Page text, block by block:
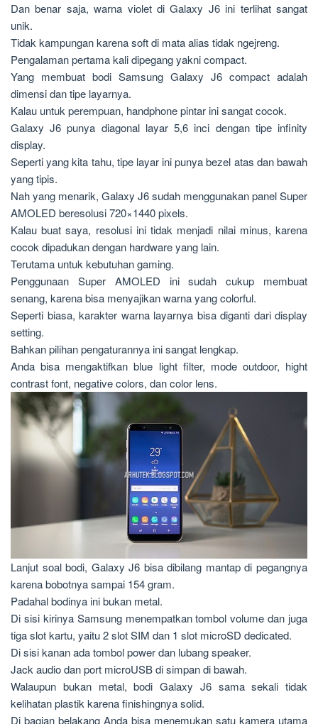
Dan benar saja, warna violet di Galaxy J6 ini terlihat sangat
unik.
Tidak kampungan karena soft di mata alias tidak ngejreng.
Pengalaman pertama kali dipegang yakni compact.
Yang membuat bodi Samsung Galaxy J6 compact adalah
dimensi dan tipe layarnya.
Kalau untuk perempuan, handphone pintar ini sangat cocok.
Galaxy J6 punya diagonal layar 5,6 inci dengan tipe infinity
display.
Seperti yang kita tahu, tipe layar ini punya bezel atas dan bawah
yang tipis.
Nah yang menarik, Galaxy J6 sudah menggunakan panel Super
AMOLED beresolusi 720×1440 pixels.
Kalau buat saya, resolusi ini tidak menjadi nilai minus, karena
cocok dipadukan dengan hardware yang lain.
Terutama untuk kebutuhan gaming.
Penggunaan Super AMOLED ini sudah cukup membuat
senang, karena bisa menyajikan warna yang colorful.
Seperti biasa, karakter warna layarnya bisa diganti dari display
setting.
Bahkan pilihan pengaturannya ini sangat lengkap.
Anda bisa mengaktifkan blue light filter, mode outdoor, hight
contrast font, negative colors, dan color lens.
Lanjut soal bodi, Galaxy J6 bisa dibilang mantap di pegangnya
karena bobotnya sampai 154 gram.
Padahal bodinya ini bukan metal.
Di sisi kirinya Samsung menempatkan tombol volume dan juga
tiga slot kartu, yaitu 2 slot SIM dan 1 slot microSD dedicated.
Di sisi kanan ada tombol power dan lubang speaker.
Jack audio dan port microUSB di simpan di bawah.
Walaupun bukan metal, bodi Galaxy J6 sama sekali tidak
kelihatan plastik karena finishingnya solid.
Di bagian belakang Anda bisa menemukan satu kamera utama